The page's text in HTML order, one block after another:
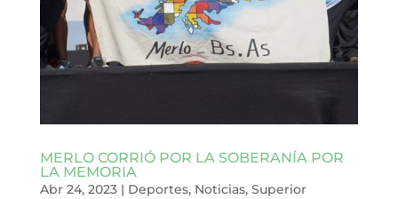
MERLO CORRIÓ POR LA SOBERANÍA POR
LA MEMORIA
Abr 24, 2023| Deportes, Noticias, Superior